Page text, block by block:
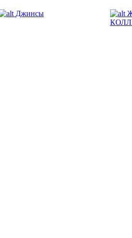
Джинсы